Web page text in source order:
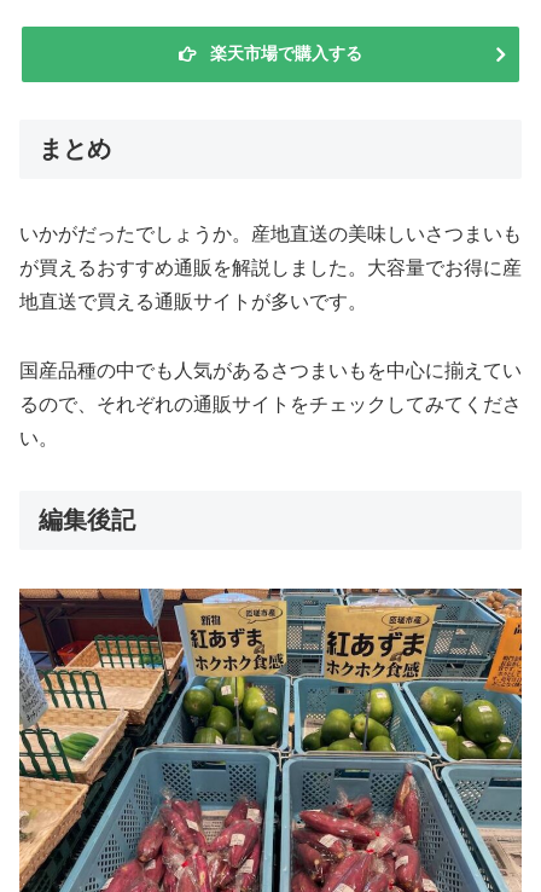
楽天市場で購入する
まとめ
いかがだったでしょうか。産地直送の美味しいさつまいも
が買えるおすすめ通販を解説しました。大容量でお得に産
地直送で買える通販サイトが多いです。
国産品種の中でも人気があるさつまいもを中心に揃えてい
るので、それぞれの通販サイトをチェックしてみてくださ
い。
編集後記